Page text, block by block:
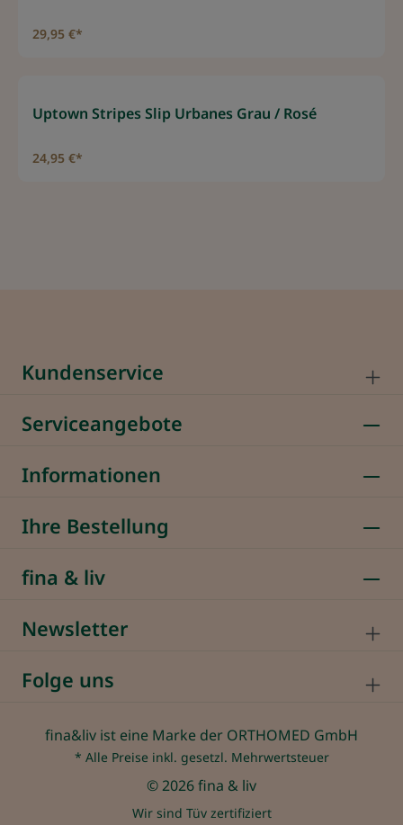
29,95 €*
Uptown Stripes Slip Urbanes Grau / Rosé
24,95 €*
Kundenservice
Serviceangebote
Informationen
Ihre Bestellung
fina & liv
Newsletter
Folge uns
fina&liv ist eine Marke der ORTHOMED GmbH
* Alle Preise inkl. gesetzl. Mehrwertsteuer
© 2026 fina & liv
Wir sind Tüv zertifiziert